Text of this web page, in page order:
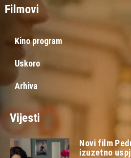
Filmovi
Kino program
Uskoro
Arhiva
Vijesti
Novi film
izuzetno